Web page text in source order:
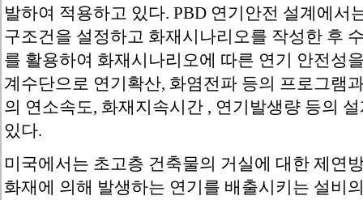
발하여 적용하고 있다. PBD 연기안전 설계에서
구조건을 설정하고 화재시나리오를 작성한 후
를 활용하여 화재시나리오에 따른 연기 안전성
계수단으로 연기확산, 화염전파 등의 프로그램
의 연소속도, 화재지속시간 , 연기발생량 등의
있다.
미국에서는 초고층 건축물의 거실에 대한 제연
화재에 의해 발생하는 연기를 배출시키는 설비